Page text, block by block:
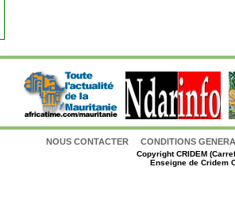
NOUS CONTACTER CONDITIONS
CopyrightCRIDEM
Enseigne de Cridem